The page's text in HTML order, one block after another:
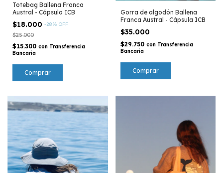
Totebag Ballena Franca
Austral - Cápsula ICB
$18.000 -28% OFF
$25.000
$15.300 con Transferencia
Bancaria
Gorra de algodón Ballena
Franca Austral - Cápsula ICB
$35.000
$29.750 con Transferencia
Bancaria
Comprar